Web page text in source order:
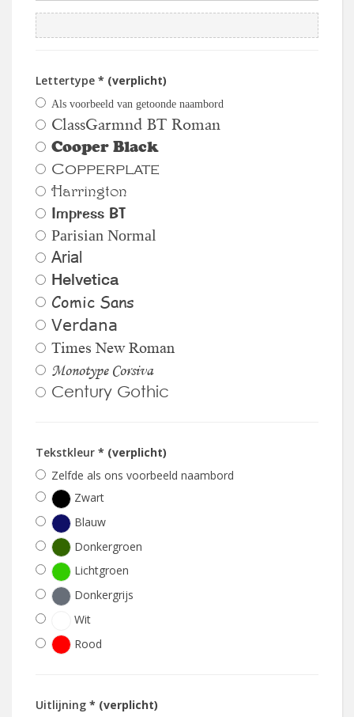
Lettertype * (verplicht)
Als voorbeeld van getoonde naambord
ClassGarmnd BT Roman
Cooper Black
Copperplate
Harrington
Impress BT
Parisian Normal
Arial
Helvetica
Comic Sans
Verdana
Times New Roman
Monotype Corsiva
Century Gothic
Tekstkleur * (verplicht)
Zelfde als ons voorbeeld naambord
Zwart
Blauw
Donkergroen
Lichtgroen
Donkergrijs
Wit
Rood
Uitlijning * (verplicht)